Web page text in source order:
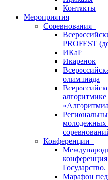
Контакты
Мероприятия
Соревнования
PROFEST
ИКаР
Икаренок
олимпиада
молодежных
Конференции
Марафон